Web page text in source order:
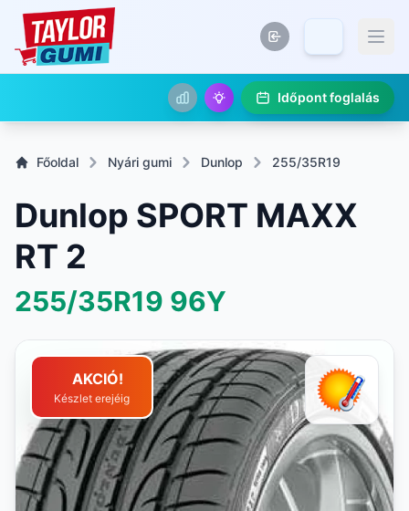
Időpont foglalás
Főoldal Nyári gumi Dunlop 255/35R19
Dunlop SPORT MAXX
RT 2
255/35R19 96Y
AKCIÓ!
Készlet erejéig